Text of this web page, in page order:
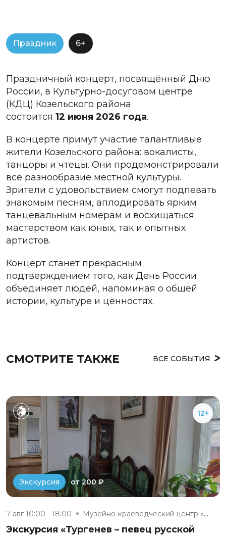
Праздник 6+
Праздничный концерт, посвящённый Дню
России, в Культурно-досуговом центре
(КДЦ) Козельского района
состоится 12 июня 2026 года.
В концерте примут участие талантливые
жители Козельского района: вокалисты,
танцоры и чтецы. Они продемонстрировали
всё разнообразие местной культуры.
Зрители с удовольствием смогут подпевать
знакомым песням, аплодировать ярким
танцевальным номерам и восхищаться
мастерством как юных, так и опытных
артистов.
Концерт станет прекрасным
подтверждением того, как День России
объединяет людей, напоминая о общей
истории, культуре и ценностях.
СМОТРИТЕ ТАКЖЕ ВСЕ СОБЫТИЯ
12+
Экскурсия от 200 ₽
7 авг 10:00 - 18:00 Музейно-краеведческий центр «Д...
Экскурсия «Тургенев – певец русской